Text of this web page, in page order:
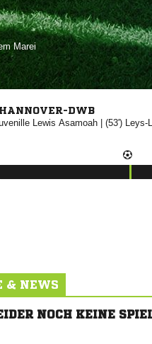

DWB
 | (53')
& NEWS
NOCH KEINE